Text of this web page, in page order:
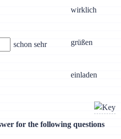
wirklich
schon sehr
grüßen
einladen
for the following questions